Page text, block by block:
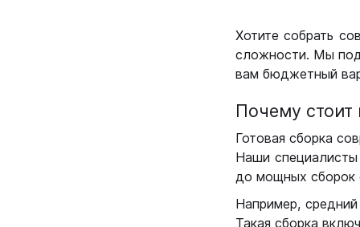
Хотите собрать
сложности. Мы
вам бюджетный
Почему стоит
Готовая сборка
Наши
до мощных сборок
Например,
Такая сборка